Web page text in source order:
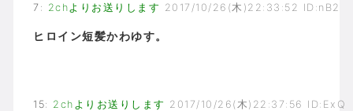
7 : 2chよりお送りします 2017/10/26(木)22:33:52 ID:nB2
ヒロイン短髪かわゆす。
15: 2chよりお送りします 2017/10/26(木)22:37:56 ID:ExQ